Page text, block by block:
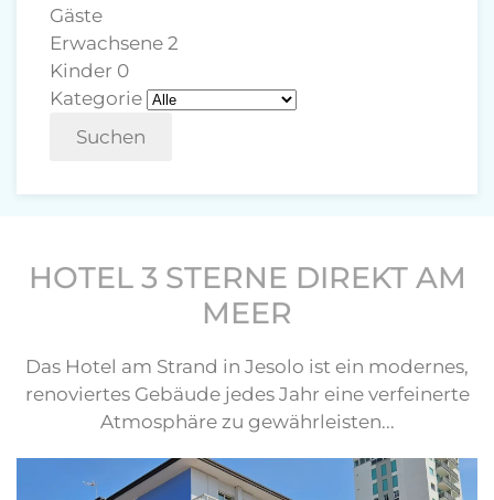
Gäste
Erwachsene 2
Kinder 0
Kategorie
Suchen
HOTEL 3 STERNE DIREKT AM
MEER
Das Hotel am Strand in Jesolo ist ein modernes,
renoviertes Gebäude jedes Jahr eine verfeinerte
Atmosphäre zu gewährleisten...